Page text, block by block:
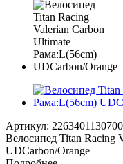
Артикул: 2263401130700
Велосипед Titan Racing
UDCarbon/Orange